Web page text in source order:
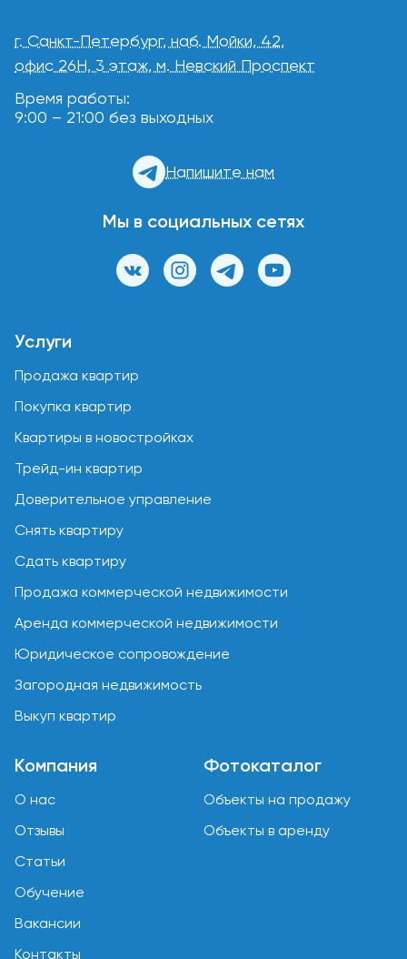
г. Санкт-Петербург, наб. Мойки, 42,
офис 26Н, 3 этаж, м. Невский Проспект
Время работы:
9:00 – 21:00 без выходных
Напишите нам
Мы в социальных сетях
Услуги
Продажа квартир
Покупка квартир
Квартиры в новостройках
Трейд-ин квартир
Доверительное управление
Снять квартиру
Сдать квартиру
Продажа коммерческой недвижимости
Аренда коммерческой недвижимости
Юридическое сопровождение
Загородная недвижимость
Выкуп квартир
Компания
О нас
Отзывы
Статьи
Обучение
Вакансии
Контакты
Фотокаталог
Объекты на продажу
Объекты в аренду